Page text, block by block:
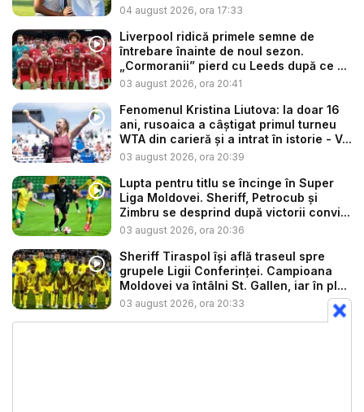
04 august 2026, ora 17:33
Liverpool ridică primele semne de
întrebare înainte de noul sezon.
„Cormoranii” pierd cu Leeds după ce ...
03 august 2026, ora 20:41
Fenomenul Kristina Liutova: la doar 16
ani, rusoaica a câștigat primul turneu
WTA din carieră și a intrat în istorie - V...
03 august 2026, ora 20:39
Lupta pentru titlu se încinge în Super
Liga Moldovei. Sheriff, Petrocub și
Zimbru se desprind după victorii convi...
03 august 2026, ora 20:36
Sheriff Tiraspol își află traseul spre
grupele Ligii Conferinței. Campioana
Moldovei va întâlni St. Gallen, iar în pl...
03 august 2026, ora 20:33